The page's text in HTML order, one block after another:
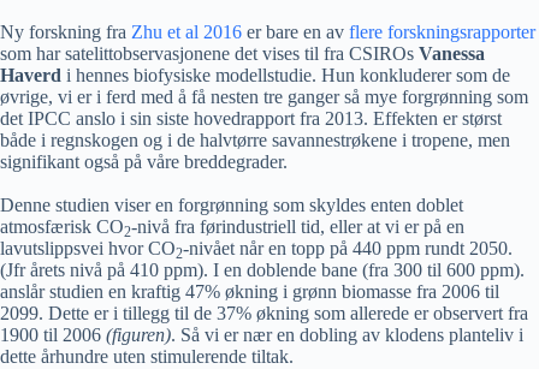
Ny forskning fra Zhu et al 2016 er bare en av flere forskningsrapporter
som har satelittobservasjonene det vises til fra CSIROs Vanessa
Haverd i hennes biofysiske modellstudie. Hun konkluderer som de
øvrige, vi er i ferd med å få nesten tre ganger så mye forgrønning som
det IPCC anslo i sin siste hovedrapport fra 2013. Effekten er størst
både i regnskogen og i de halvtørre savannestrøkene i tropene, men
signifikant også på våre breddegrader.
Denne studien viser en forgrønning som skyldes enten doblet
atmosfærisk CO2-nivå fra førindustriell tid, eller at vi er på en
lavutslippsvei hvor CO2-nivået når en topp på 440 ppm rundt 2050.
(Jfr årets nivå på 410 ppm). I en doblende bane (fra 300 til 600 ppm).
anslår studien en kraftig 47% økning i grønn biomasse fra 2006 til
2099. Dette er i tillegg til de 37% økning som allerede er observert fra
1900 til 2006 (figuren). Så vi er nær en dobling av klodens planteliv i
dette århundre uten stimulerende tiltak.